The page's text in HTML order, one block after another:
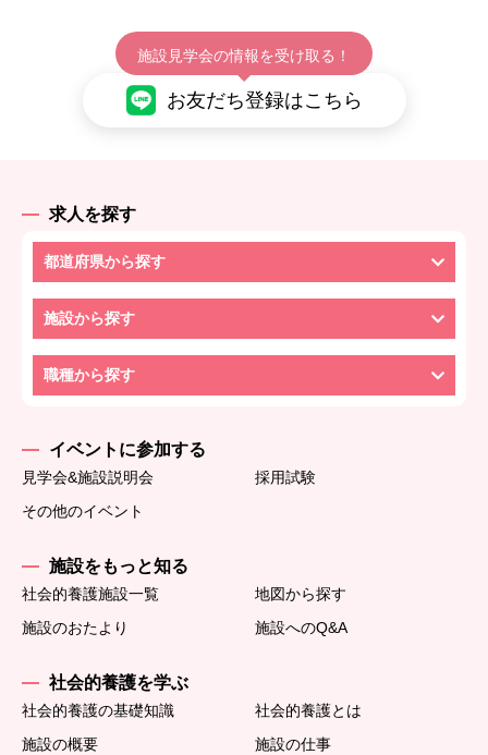
施設見学会の情報を受け取る！
お友だち登録はこちら
求人を探す
都道府県から探す
施設から探す
職種から探す
イベントに参加する
見学会&施設説明会
採用試験
その他のイベント
施設をもっと知る
社会的養護施設一覧
地図から探す
施設のおたより
施設へのQ&A
社会的養護を学ぶ
社会的養護の基礎知識
社会的養護とは
施設の概要
施設の仕事